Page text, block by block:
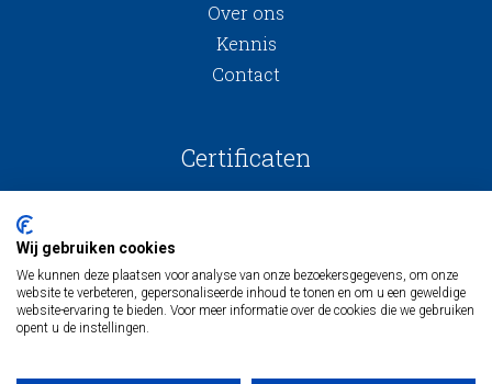
Over ons
Kennis
Contact
Certificaten
Inkoopvoorwaarden
Wij gebruiken cookies
We kunnen deze plaatsen voor analyse van onze bezoekersgegevens, om onze
website te verbeteren, gepersonaliseerde inhoud te tonen en om u een geweldige
website-ervaring te bieden. Voor meer informatie over de cookies die we gebruiken
opent u de instellingen.